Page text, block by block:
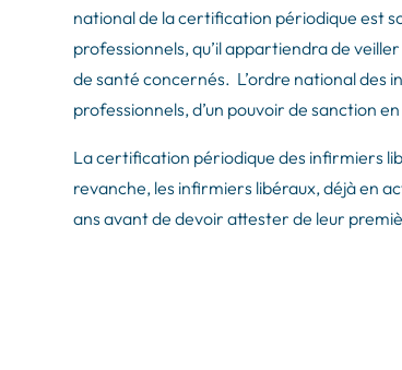
national de la certification périodique est
professionnels, qu’il appartiendra de
de santé concernés. L’ordre national des
professionnels, d’un pouvoir de sanction
La certification périodique des infirmiers
revanche, les infirmiers libéraux, déjà en
ans avant de devoir attester de leur